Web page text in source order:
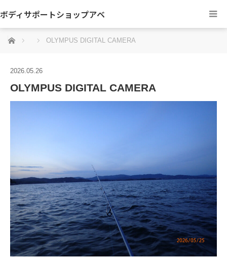
ボディサポートショップアベ
ホーム OLYMPUS DIGITAL CAMERA
2026.05.26
OLYMPUS DIGITAL CAMERA